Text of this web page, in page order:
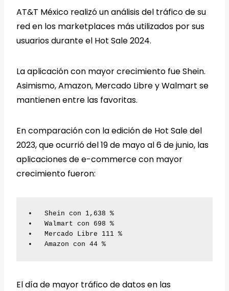
AT&T México realizó un análisis del tráfico de su
red en los marketplaces más utilizados por sus
usuarios durante el Hot Sale 2024.
La aplicación con mayor crecimiento fue Shein.
Asimismo, Amazon, Mercado Libre y Walmart se
mantienen entre las favoritas.
En comparación con la edición de Hot Sale del
2023, que ocurrió del 19 de mayo al 6 de junio, las
aplicaciones de e-commerce con mayor
crecimiento fueron:
•   Shein con 1,638 %
•   Walmart con 698 %
•   Mercado Libre 111 %
•   Amazon con 44 %
El día de mayor tráfico de datos en las